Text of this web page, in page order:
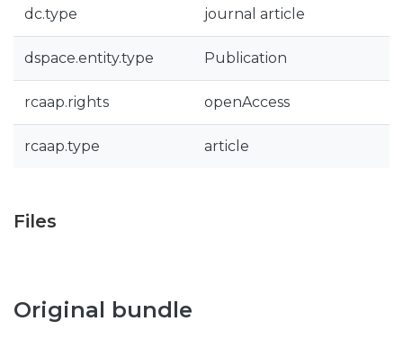
dc.type journal article
dspace.entity.type Publication
rcaap.rights openAccess
rcaap.type article
Files
Original bundle